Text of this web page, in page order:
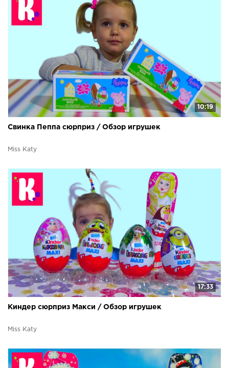
10:19
Свинка Пеппа сюрприз / Обзор игрушек
Miss Katy
17:33
Киндер сюрприз Макси / Обзор игрушек
Miss Katy